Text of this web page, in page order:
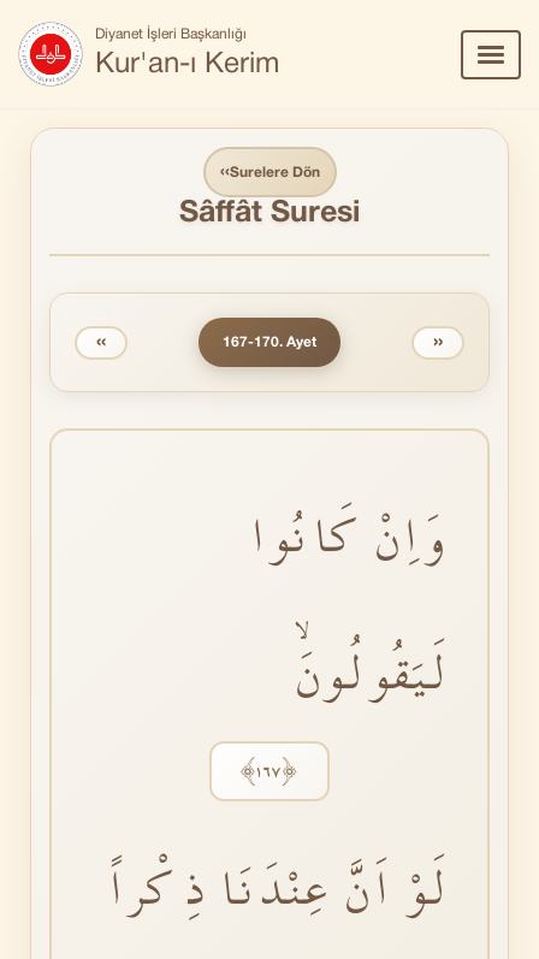
Diyanet İşleri Başkanlığı
Kur'an-ı Kerim
Aç/
‹‹Surelere Dön
Sâffât Suresi
‹‹ 167-170. Ayet ››
وَاِنْ كَانُوا
لَيَقُولُونَۙ
﴿١٦٧﴾
لَوْ اَنَّ عِنْدَنَا ذِ كْراً